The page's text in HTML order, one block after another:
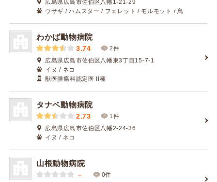
広島県広島市佐伯区八幡1-21-29
ウサギ / ハムスター / フェレット / モルモット / 鳥
わかば動物病院
3.74
2件
広島県広島市佐伯区八幡東3丁目15-7-1
イヌ / ネコ
獣医腫瘍科認定医 II種
タナベ動物病院
2.73
1件
広島県広島市佐伯区八幡2-24-36
イヌ / ネコ
山根動物病院
－
0件